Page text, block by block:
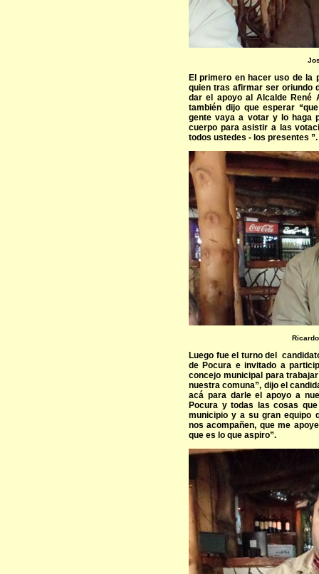
El primero en hacer uso de la
quien tras afirmar ser oriundo
dar el apoyo al Alcalde René
también dijo que esperar
gente vaya a votar y lo haga
cuerpo para asistir a las
todos ustedes - los presentes ”.
Luego fue el turno del
de Pocura e invitado a
concejo municipal para
nuestra comuna”, dijo el
acá para darle el apoyo a
Pocura y todas las cosas
municipio y a su gran equipo
nos acompañen, que me
que es lo que aspiro”.